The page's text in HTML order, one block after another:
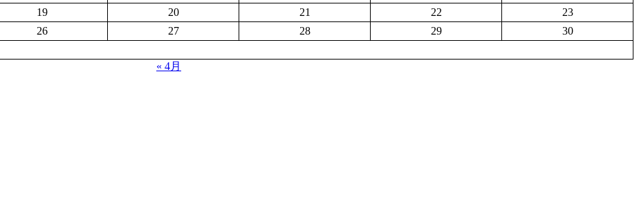
19 20 21 22
23
26 27 28 29
30
« 4月